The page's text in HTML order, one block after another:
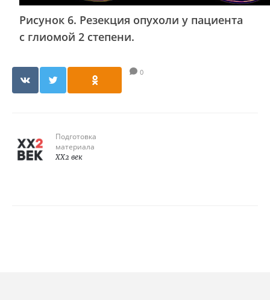
Рисунок 6. Резекция опухоли у пациента
с глиомой 2 степени.
0
Подготовка
материала
XX2 век